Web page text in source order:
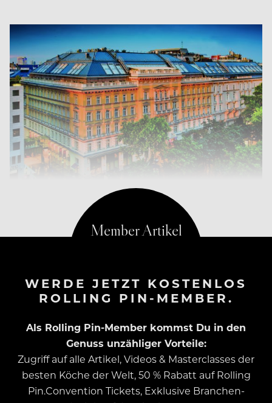
WERDE JETZT KOSTENLOS
ROLLING PIN-MEMBER.
Als Rolling Pin-Member kommst Du in den
Genuss unzähliger Vorteile:
Zugriff auf alle Artikel, Videos & Masterclasses der
besten Köche der Welt, 50 % Rabatt auf Rolling
Pin.Convention Tickets, Exklusive Branchen-